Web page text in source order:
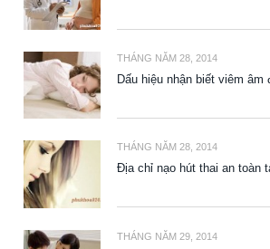
THÁNG NĂM 28, 2014
Dấu hiệu nhận biết viêm âm
THÁNG NĂM 28, 2014
Địa chỉ nạo hút thai an toàn
THÁNG NĂM 29, 2014